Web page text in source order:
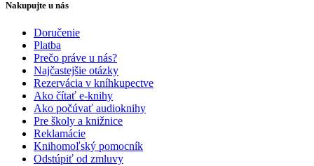
Nakupujte u nás
Doručenie
Platba
Prečo práve u nás?
Najčastejšie otázky
Rezervácia v kníhkupectve
Ako čítať e-knihy
Ako počúvať audioknihy
Pre školy a knižnice
Reklamácie
Knihomoľský pomocník
Odstúpiť od zmluvy